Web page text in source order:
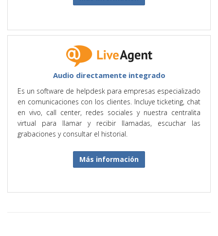
Audio directamente integrado
Es un software de helpdesk para empresas especializado
en comunicaciones con los clientes. Incluye ticketing, chat
en vivo, call center, redes sociales y nuestra centralita
virtual para llamar y recibir llamadas, escuchar las
grabaciones y consultar el historial.
Más información